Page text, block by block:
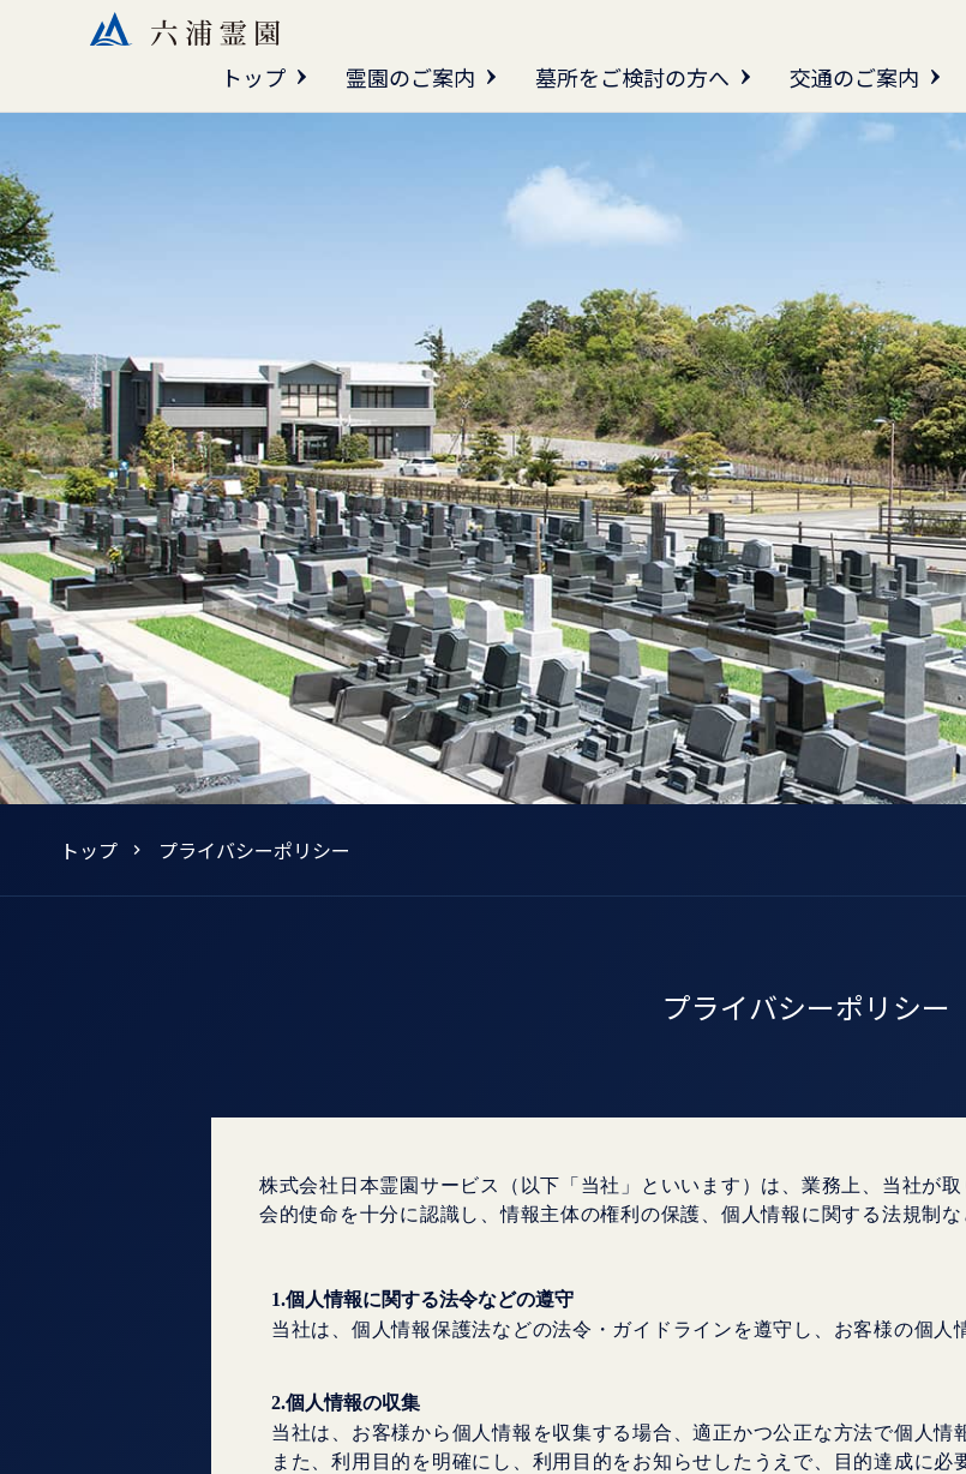
トップ 霊園のご案内 墓所をご検討の方へ 交通のご案内
トップ プライバシーポリシー
プライバシーポリシー
株式会社日本霊園サービス（以下「当社」といいます）は、業務上、当社が
会的使命を十分に認識し、情報主体の権利の保護、個人情報に関する法規制な
1.個人情報に関する法令などの遵守
当社は、個人情報保護法などの法令・ガイドラインを遵守し、お客様の個人
2.個人情報の収集
当社は、お客様から個人情報を収集する場合、適正かつ公正な方法で個人情
また、利用目的を明確にし、利用目的をお知らせしたうえで、目的達成に必